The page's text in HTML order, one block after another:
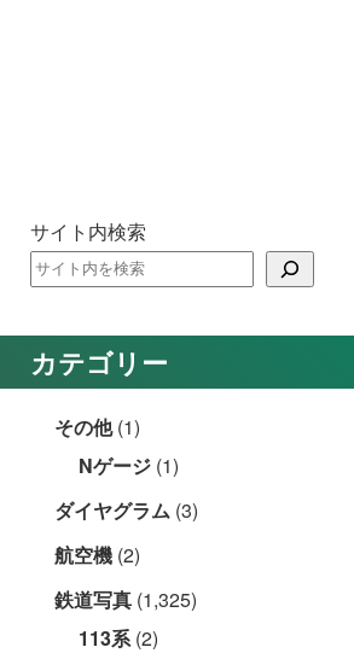
サイト内検索
カテゴリー
その他(1)
Nゲージ (1)
ダイヤグラム (3)
航空機 (2)
鉄道写真 (1,325)
113系(2)